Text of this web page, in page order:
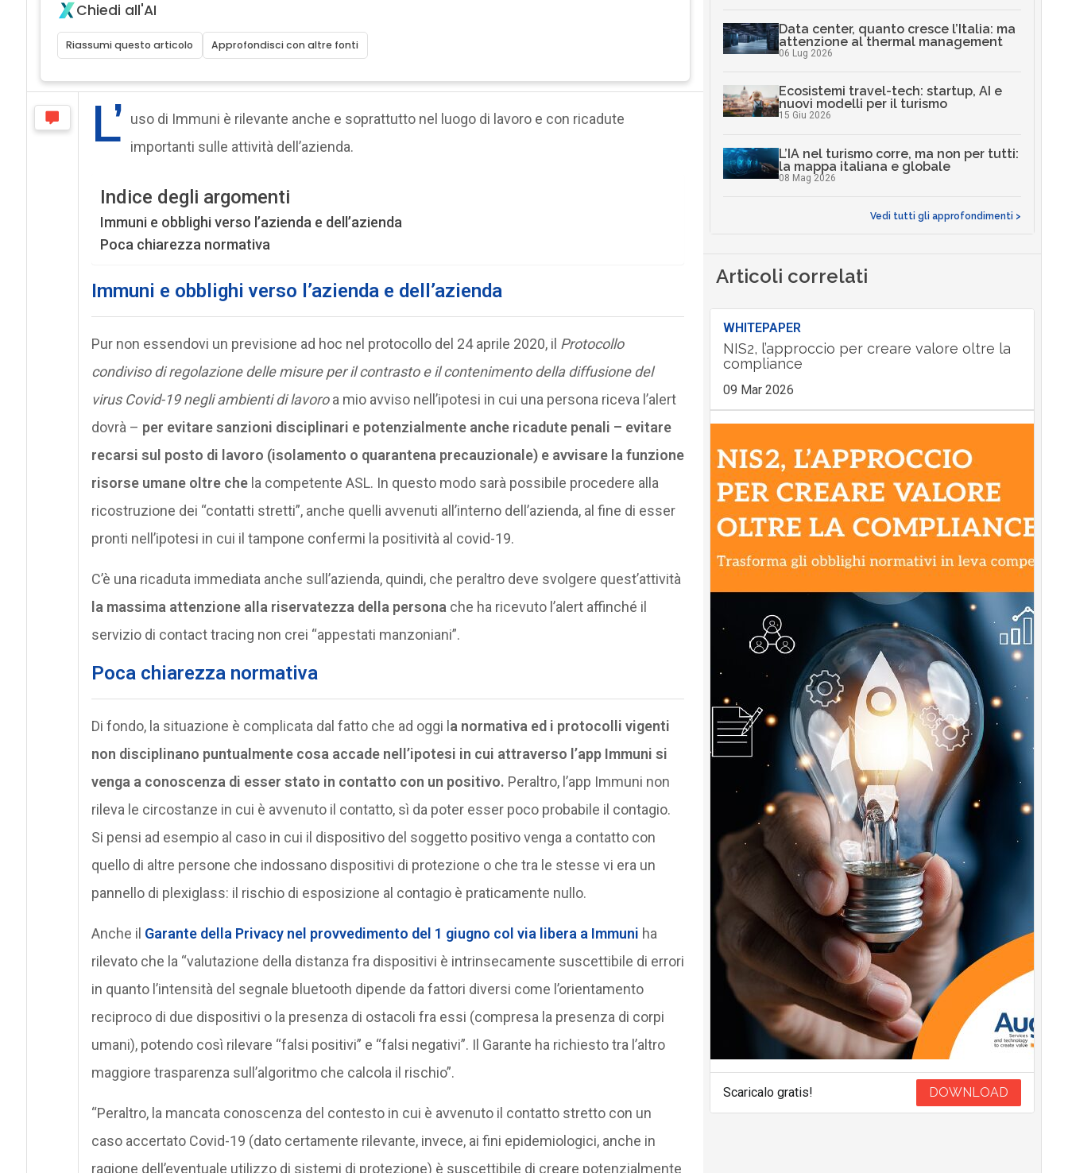
Chiedi all'AI
Riassumi questo articolo Approfondisci con altre fonti
L’ uso di Immuni è rilevante anche e soprattutto nel luogo di lavoro e con ricadute
importanti sulle attività dell’azienda.
Indice degli argomenti
Immuni e obblighi verso l’azienda e dell’azienda
Poca chiarezza normativa
Immuni e obblighi verso l’azienda e dell’azienda
Pur non essendovi un previsione ad hoc nel protocollo del 24 aprile 2020, il Protocollo
condiviso di regolazione delle misure per il contrasto e il contenimento della diffusione del
virus Covid-19 negli ambienti di lavoroa mio avviso nell’ipotesi in cui una persona riceva l’alert
dovrà – per evitare sanzioni disciplinari e potenzialmente anche ricadute penali – evitare
recarsi sul posto di lavoro (isolamento o quarantena precauzionale) e avvisare la funzione
risorse umane oltre chela competente ASL. In questo modo sarà possibile procedere alla
ricostruzione dei “contatti stretti”, anche quelli avvenuti all’interno dell’azienda, al fine di esser
pronti nell’ipotesi in cui il tampone confermi la positività al covid-19.
C’è una ricaduta immediata anche sull’azienda, quindi, che peraltro deve svolgere quest’attività
la massima attenzione alla riservatezza della persona che ha ricevuto l’alert affinché il
servizio di contact tracing non crei “appestati manzoniani”.
Poca chiarezza normativa
Di fondo, la situazione è complicata dal fatto che ad oggi la normativa ed i protocolli vigenti
non disciplinano puntualmente cosa accade nell’ipotesi in cui attraverso l’app Immuni si
venga a conoscenza di esser stato in contatto con un positivo. Peraltro, l’app Immuni non
rileva le circostanze in cui è avvenuto il contatto, sì da poter esser poco probabile il contagio.
Si pensi ad esempio al caso in cui il dispositivo del soggetto positivo venga a contatto con
quello di altre persone che indossano dispositivi di protezione o che tra le stesse vi era un
pannello di plexiglass: il rischio di esposizione al contagio è praticamente nullo.
Anche il Garante della Privacy nel provvedimento del 1 giugno col via libera a Immuni ha
rilevato che la “valutazione della distanza fra dispositivi è intrinsecamente suscettibile di errori
in quanto l’intensità del segnale bluetooth dipende da fattori diversi come l’orientamento
reciproco di due dispositivi o la presenza di ostacoli fra essi (compresa la presenza di corpi
umani), potendo così rilevare “falsi positivi” e “falsi negativi”. Il Garante ha richiesto tra l’altro
maggiore trasparenza sull’algoritmo che calcola il rischio”.
“Peraltro, la mancata conoscenza del contesto in cui è avvenuto il contatto stretto con un
caso accertato Covid-19 (dato certamente rilevante, invece, ai fini epidemiologici, anche in
ragione dell’eventuale utilizzo di sistemi di protezione) è suscettibile di creare potenzialmente
Data center, quanto cresce l’Italia: ma
attenzione al thermal management
06 Lug 2026
Ecosistemi travel-tech: startup, AI e
nuovi modelli per il turismo
15 Giu 2026
L’IA nel turismo corre, ma non per tutti:
la mappa italiana e globale
08 Mag 2026
Vedi tutti gli approfondimenti >
Articoli correlati
WHITEPAPER
NIS2, l’approccio per creare valore oltre la
compliance
09 Mar 2026
Scaricalo gratis! DOWNLOAD